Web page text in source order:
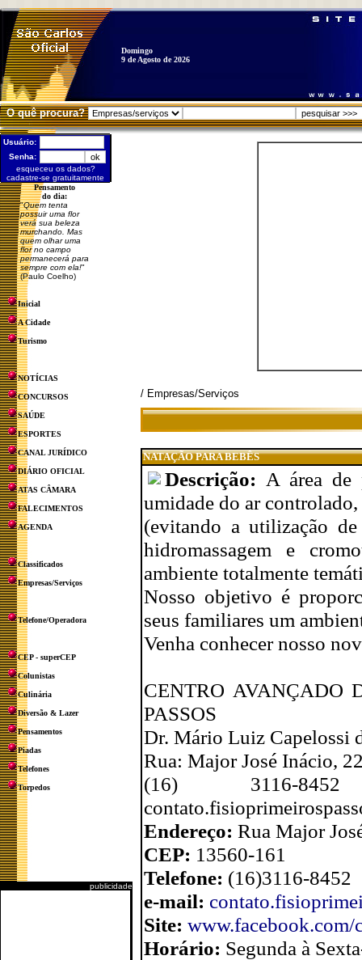
Domingo
9 de Agosto de 2026
O quê procura?
Usuário:
Senha:
esqueceu os dados?
cadastre-se gratuitamente
Pensamento
do dia:
"Quem tenta
possuir uma flor
verá sua beleza
murchando. Mas
quem olhar uma
flor no campo
permanecerá para
sempre com ela!"
(Paulo Coelho)
Inicial
A Cidade
Turismo
NOTÍCIAS
CONCURSOS
SAÚDE
ESPORTES
CANAL JURÍDICO
DIÁRIO OFICIAL
ATAS CÂMARA
FALECIMENTOS
AGENDA
Classificados
Empresas/Serviços
Telefone/Operadora
CEP - superCEP
Colunistas
Culinária
Diversão & Lazer
Pensamentos
Piadas
Telefones
Torpedos
publicidade
/ Empresas/Serviços
NATAÇÃO PARA BEBÊS
Descrição: A área de
umidade do ar
(evitando a utilização
hidromassagem e
ambiente totalmente
Nosso objetivo é
seus familiares um
Venha conhecer nosso
CENTRO AVANÇADO
PASSOS
Dr. Mário Luiz Capelossi
Rua: Major José Inácio,
(16) 3116-
Endereço: Rua Major
CEP: 13560-161
Telefone: (16)3116-8452
e-mail:
Site: www.facebook.com/
Horário: Segunda à